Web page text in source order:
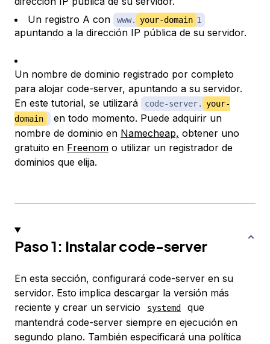
Un registro A con
www. your-domain ​​​1​​​
apuntando a la dirección IP pública de su servidor.
Un nombre de dominio registrado por completo
para alojar code-server, apuntando a su servidor.
En este tutorial, se utilizará
code-server. your-
domain
en todo momento. Puede adquirir un
nombre de dominio en Namecheap, obtener uno
gratuito en Freenom o utilizar un registrador de
dominios que elija.
Paso 1: Instalar code-server
En esta sección, configurará code-server en su
servidor. Esto implica descargar la versión más
reciente y crear un servicio
systemd
que
mantendrá code-server siempre en ejecución en
segundo plano. También especificará una política